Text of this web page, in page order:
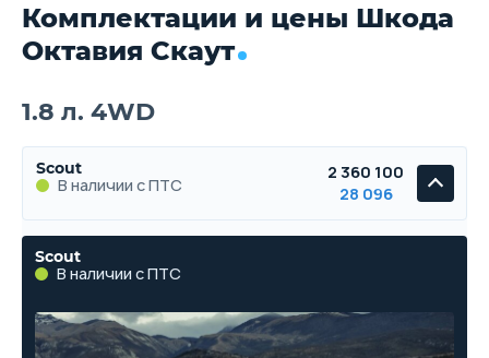
Комплектации и цены Шкода
Октавия Скаут
1.8 л. 4WD
Scout
В наличии с ПТС
2 360 100
28 096
Scout
В наличии с ПТС